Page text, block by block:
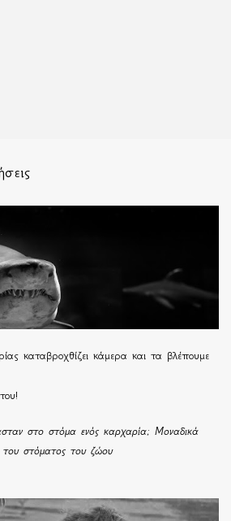
καταβροχθίζει κάμερα και τα βλέπουμε
στο στόμα ενός καρχαρία; Μοναδικά
στόματος του ζώου